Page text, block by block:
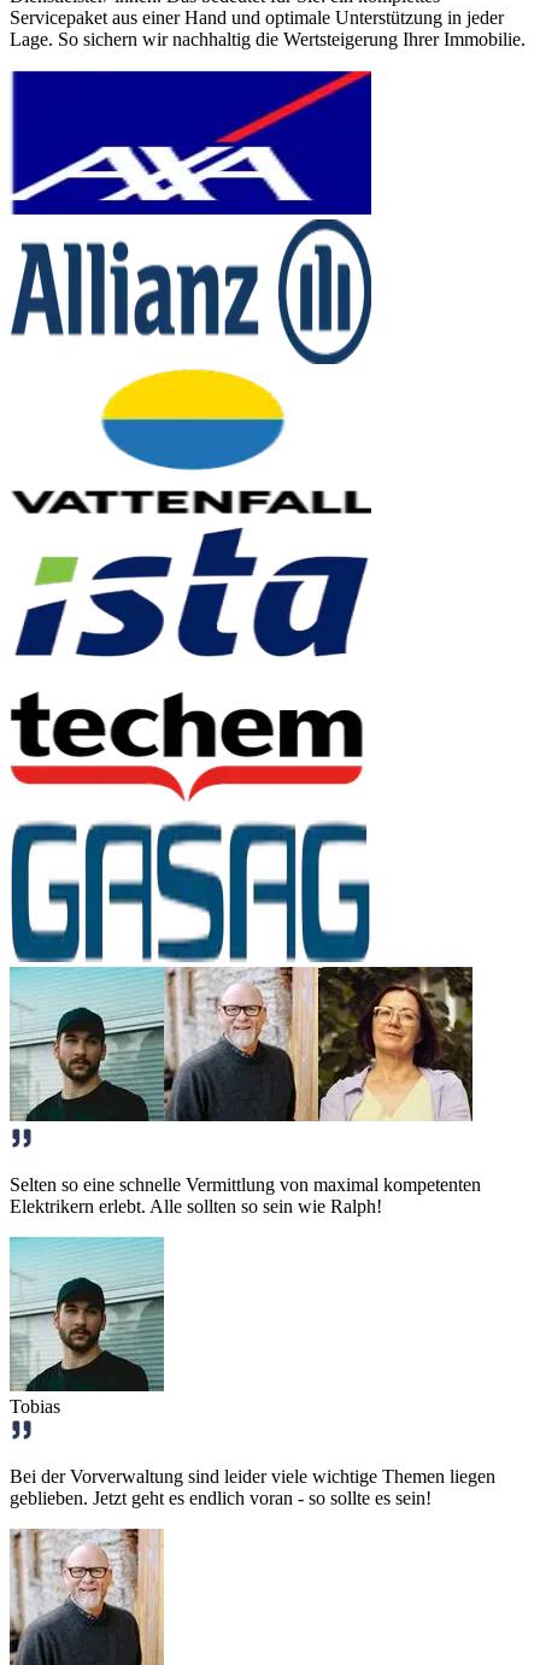
Servicepaket aus einer Hand und optimale Unterstützung in jeder
Lage. So sichern wir nachhaltig die Wertsteigerung Ihrer Immobilie.
Selten so eine schnelle Vermittlung von maximal kompetenten
Elektrikern erlebt. Alle sollten so sein wie Ralph!
Tobias
Bei der Vorverwaltung sind leider viele wichtige Themen liegen
geblieben. Jetzt geht es endlich voran - so sollte es sein!